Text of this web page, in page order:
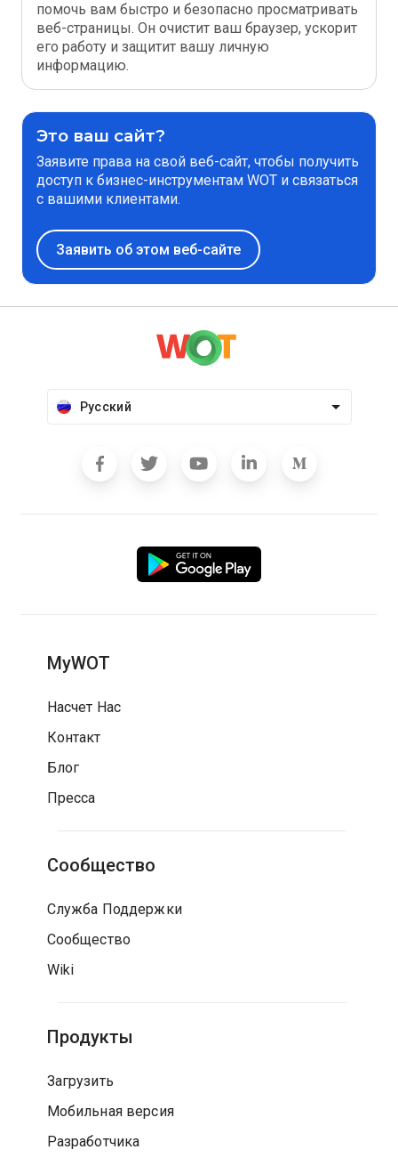
помочь вам быстро и безопасно просматривать
веб-страницы. Он очистит ваш браузер, ускорит
его работу и защитит вашу личную
информацию.
Это ваш сайт?
Заявите права на свой веб-сайт, чтобы получить
доступ к бизнес-инструментам WOT и связаться
с вашими клиентами.
Заявить об этом веб-сайте
Русский
MyWOT
Насчет Нас
Контакт
Блог
Пресса
Сообщество
Служба Поддержки
Сообщество
Wiki
Продукты
Загрузить
Мобильная версия
Разработчика